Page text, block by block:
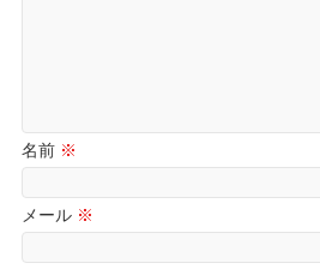
名前 ※
メール ※